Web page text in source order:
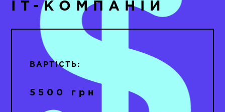
IT-КОМПАНІЙ
ВАРТIСТЬ :
5500 грн